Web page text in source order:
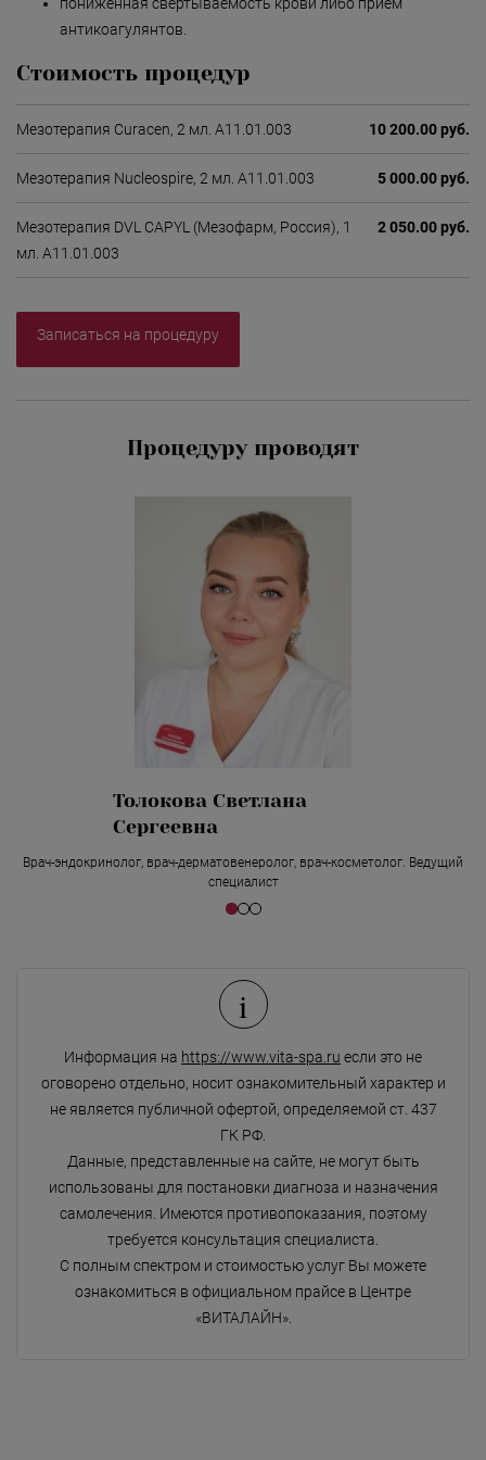
антикоагулянтов.
Стоимость процедур
Мезотерапия Curacen, 2 мл. А11.01.003 10 200.00 руб.
Мезотерапия Nucleospire, 2 мл. А11.01.003 5 000.00 руб.
Мезотерапия DVL CAPYL (Мезофарм, Россия), 1
мл. А11.01.003
2 050.00 руб.
Записаться на процедуру
Процедуру проводят
Толокова Светлана
Сергеевна
Врач-эндокринолог, врач-дерматовенеролог, врач-косметолог. Ведущий
специалист
i
Информация на https://www.vita-spa.ru если это не
оговорено отдельно, носит ознакомительный характер и
не является публичной офертой, определяемой ст. 437
ГК РФ.
Данные, представленные на сайте, не могут быть
использованы для постановки диагноза и назначения
самолечения. Имеются противопоказания, поэтому
требуется консультация специалиста.
С полным спектром и стоимостью услуг Вы можете
ознакомиться в официальном прайсе в Центре
«ВИТАЛАЙН».